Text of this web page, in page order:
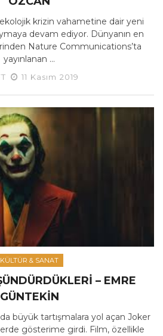
krizin vahametine dair yeni
devam ediyor. Dünyanın en
Nature Communications’ta
yayınlanan ...
11 Kasım 2019
KÜLTÜR & SANAT
– EMRE
GÜNTEKIN
büyük tartışmalara yol açan Joker
gösterime girdi. Film, özellikle